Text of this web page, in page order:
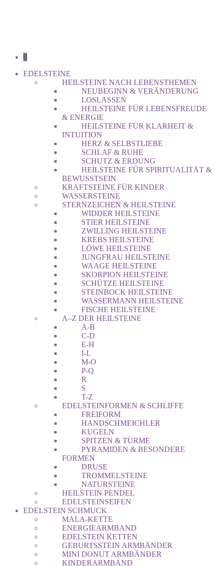
0
EDELSTEINE
HEILSTEINE NACH LEBENSTHEMEN
NEUBEGINN & VERÄNDERUNG
LOSLASSEN
HEILSTEINE FÜR LEBENSFREUDE
& ENERGIE
HEILSTEINE FÜR KLARHEIT &
INTUITION
HERZ & SELBSTLIEBE
SCHLAF & RUHE
SCHUTZ & ERDUNG
HEILSTEINE FÜR SPIRITUALITÄT &
BEWUSSTSEIN
KRAFTSTEINE FÜR KINDER
WASSERSTEINE
STERNZEICHEN & HEILSTEINE
WIDDER HEILSTEINE
STIER HEILSTEINE
ZWILLING HEILSTEINE
KREBS HEILSTEINE
LÖWE HEILSTEINE
JUNGFRAU HEILSTEINE
WAAGE HEILSTEINE
SKORPION HEILSTEINE
SCHÜTZE HEILSTEINE
STEINBOCK HEILSTEINE
WASSERMANN HEILSTEINE
FISCHE HEILSTEINE
A–Z DER HEILSTEINE
A-B
C-D
E-H
I-L
M-O
P-Q
R
S
T-Z
EDELSTEINFORMEN & SCHLIFFE
FREIFORM
HANDSCHMEICHLER
KUGELN
SPITZEN & TÜRME
PYRAMIDEN & BESONDERE
FORMEN
DRUSE
TROMMELSTEINE
NATURSTEINE
HEILSTEIN PENDEL
EDELSTEINSEIFEN
EDELSTEIN SCHMUCK
MALA-KETTE
ENERGIEARMBAND
EDELSTEIN KETTEN
GEBURTSSTEIN ARMBÄNDER
MINI DONUT ARMBÄNDER
KINDERARMBAND